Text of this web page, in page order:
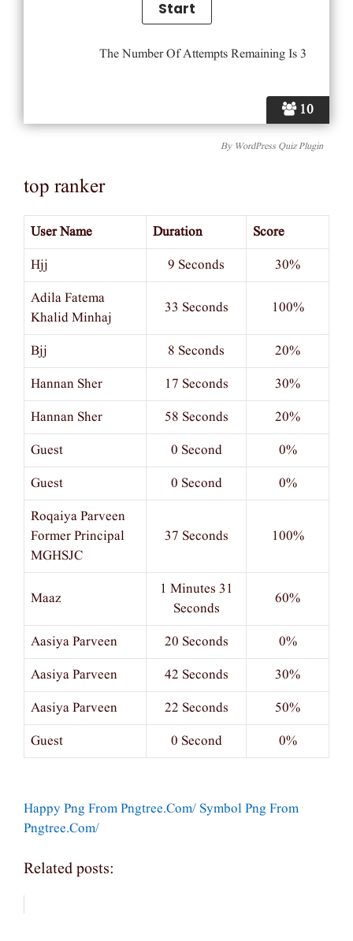
10
The Number Of Attempts Remaining Is 3
By WordPress Quiz Plugin
top ranker
User Name Duration
Score
Hjj
9 Seconds
30%
Adila Fatema
Khalid Minhaj
33 Seconds 100%
Bjj 8 Seconds
20%
Hannan Sher
17 Seconds
30%
Hannan Sher
58 Seconds
20%
Guest
0 Second
0%
Guest
0 Second
0%
Roqaiya Parveen
Former Principal
MGHSJC
37 Seconds 100%
Maaz
1 Minutes 31
Seconds
60%
Aasiya Parveen 20 Seconds
0%
Aasiya Parveen
42 Seconds
30%
Aasiya Parveen
22 Seconds
50%
Guest
0 Second 0%
Happy Png From Pngtree.com/ Symbol Png From
Pngtree.com/
Related posts: